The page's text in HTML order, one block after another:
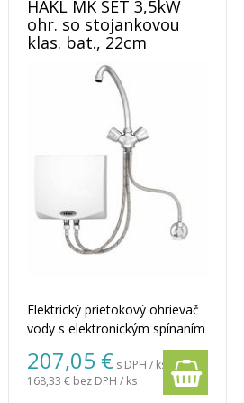
HAKL MK SET 3,5kW
ohr. so stojankovou
klas. bat., 22cm
IconicLine
Elektrický prietokový ohrievač
vody s elektronickým spínaním
a vodovodná beztlaková
stojankova klasická batéria,
výtokové ramienko 22 cm.
207,05 € s DPH / ks
168,33 € bez DPH / ks